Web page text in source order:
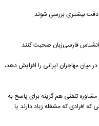
دقت بیشتری بررسی شوند.
فارسی‌زبان صحبت کنند.
میان مهاجران ایرانی را افزایش دهد،
تلفنی هم گزینه برای پاسخ به
که افرادی که مشغله زیاد دارند یا